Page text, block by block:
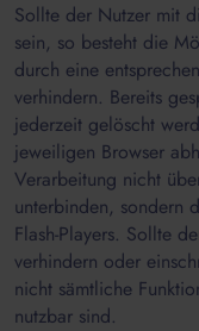
Sollte der Nutzer mit
sein, so besteht die
durch eine
verhindern. Bereits
jederzeit gelöscht
jeweiligen Browser
Verarbeitung nicht
unterbinden, sondern
Flash-Players. Sollte
verhindern oder
nicht sämtliche
nutzbar sind.